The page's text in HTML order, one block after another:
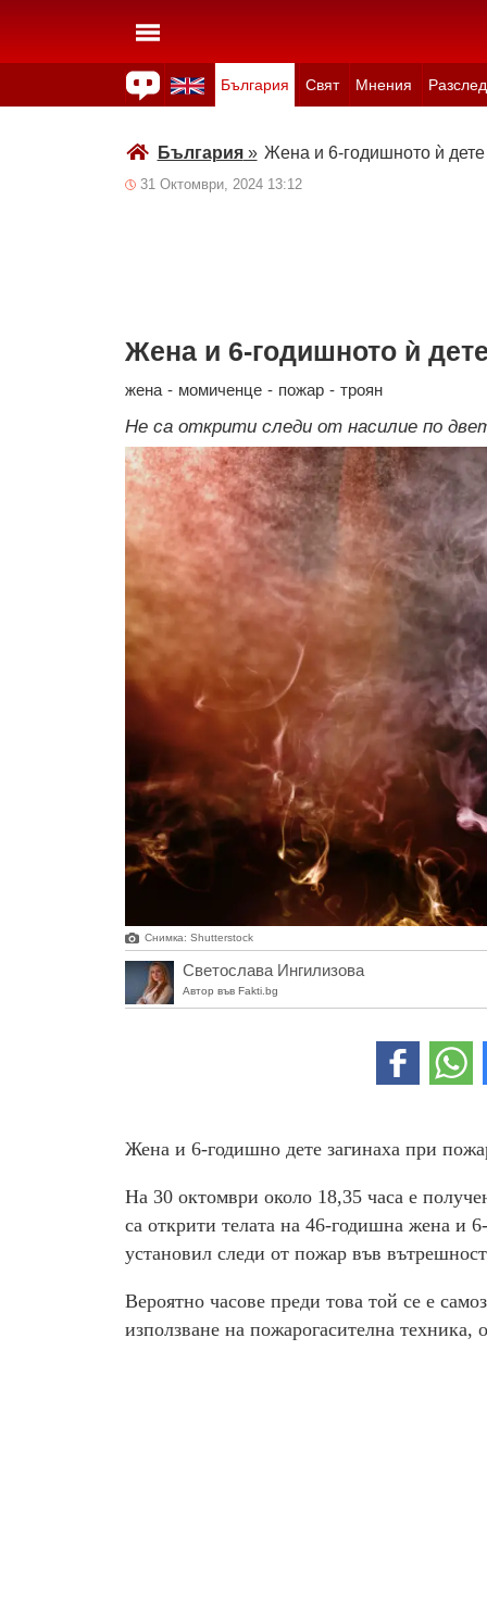
България Свят Мнения
България» Жена и 6-годишното ѝ
31 Октомври, 2024 13:12
Жена и 6-годишното ѝ
жена - момиченце - пожар - троян
Не са открити следи от насилие по
Снимка: Shutterstock
Светослава Ингилизова
Автор във Fakti.bg
Жена и 6-годишно дете загинаха при
На 30 октомври около 18,35 часа е
са открити телата на 46-годишна жена и
установил следи от пожар във
Вероятно часове преди това той се е
използване на пожарогасителна